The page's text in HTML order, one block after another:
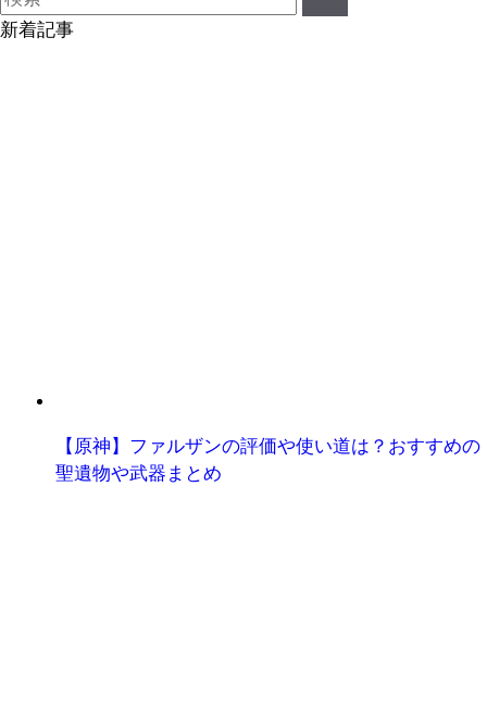
新着記事
【原神】ファルザンの評価や使い道は？おすすめの
聖遺物や武器まとめ